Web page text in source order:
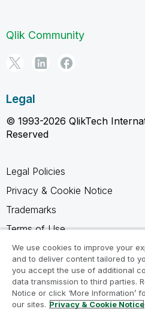
Qlik Community
Legal
© 1993-2026 QlikTech
Reserved
Legal Policies
Privacy & Cookie Notice
Trademarks
Terms of Use
Legal Agreements
Product Terms
Do not share my info
We use cookies to improve your
and to deliver content tailored to
you accept the use of additional
data transmission to third parties.
Notice or click ‘More Information’
our sites. Privacy & Cookie Notice